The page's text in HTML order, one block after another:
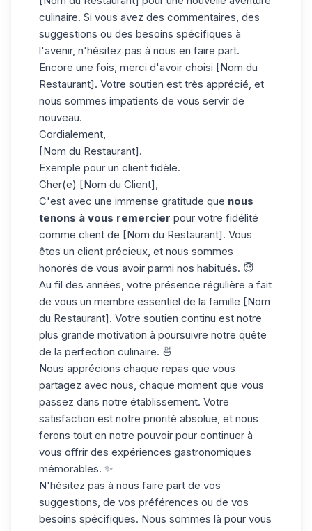
culinaire. Si vous avez des commentaires, des
suggestions ou des besoins spécifiques à
l'avenir, n'hésitez pas à nous en faire part.
Encore une fois, merci d'avoir choisi [Nom du
Restaurant]. Votre soutien est très apprécié, et
nous sommes impatients de vous servir de
nouveau.
Cordialement,
[Nom du Restaurant].
Exemple pour un client fidèle.
Cher(e) [Nom du Client],
C'est avec une immense gratitude que nous
tenons à vous remercier pour votre fidélité
comme client de [Nom du Restaurant]. Vous
êtes un client précieux, et nous sommes
honorés de vous avoir parmi nos habitués. 😇
Au fil des années, votre présence régulière a fait
de vous un membre essentiel de la famille [Nom
du Restaurant]. Votre soutien continu est notre
plus grande motivation à poursuivre notre quête
de la perfection culinaire. 🍜
Nous apprécions chaque repas que vous
partagez avec nous, chaque moment que vous
passez dans notre établissement. Votre
satisfaction est notre priorité absolue, et nous
ferons tout en notre pouvoir pour continuer à
vous offrir des expériences gastronomiques
mémorables. ✨
N'hésitez pas à nous faire part de vos
suggestions, de vos préférences ou de vos
besoins spécifiques. Nous sommes là pour vous